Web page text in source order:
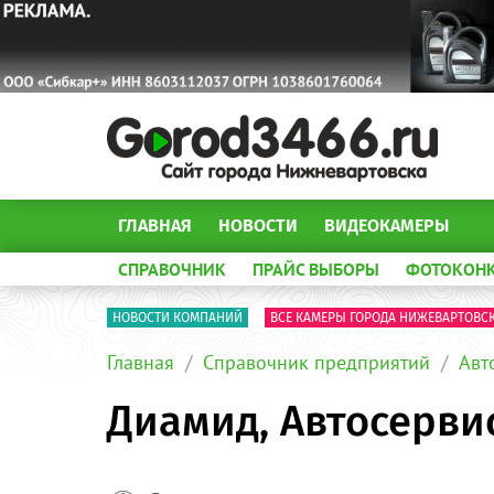
ГЛАВНАЯ НОВОСТИ ВИДЕОКАМЕРЫ
СПРАВОЧНИК ПРАЙС ВЫБОРЫ
НОВОСТИ КОМПАНИЙ ВСЕ КАМЕРЫ ГОРОДА
Главная Справочник предприятий
Диамид,